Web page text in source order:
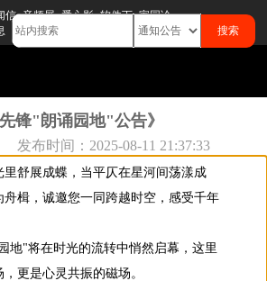
信 音频展
播
爱心影 软件下 家园论
坛
锋"朗诵园地"公告》
发布时间：2025-08-11 21:37:33
里舒展成蝶，当平仄在星河间荡漾成
舟楫，诚邀您一同跨越时空，感受千年
地"将在时光的流转中悄然启幕，这里
更是心灵共振的磁场。